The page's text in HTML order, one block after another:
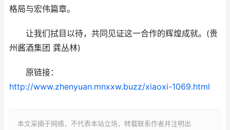
格局与宏伟篇章。
让我们拭目以待，共同见证这一合作的辉煌成就。(贵
州酱酒集团 龚丛林)
原链接：
http://www.zhenyuan.mnxxw.buzz/xiaoxi-1069.html
本文采摘于网络，不代表本站立场，转载联系作者并注明出